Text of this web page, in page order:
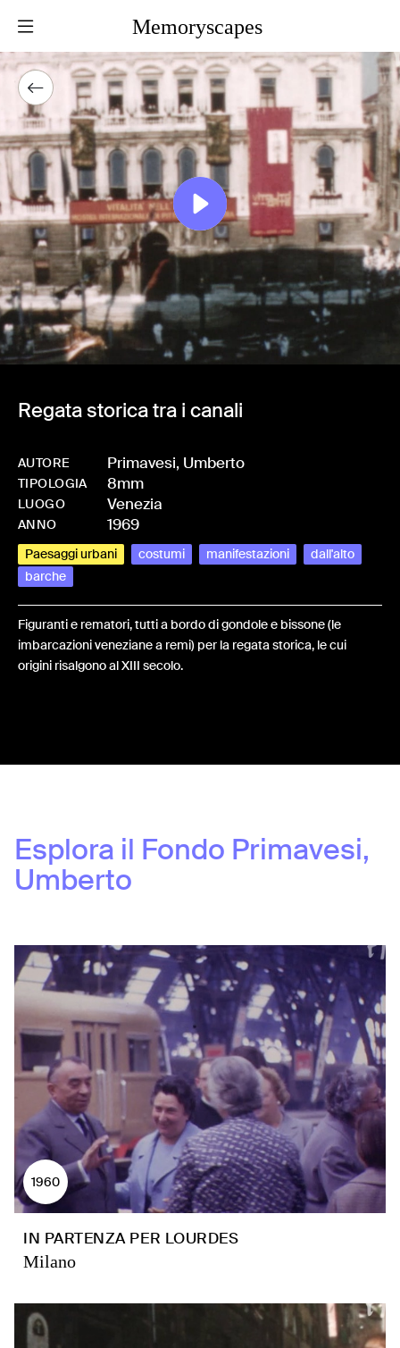
Memoryscapes
Regata storica tra i canali
AUTORE Primavesi, Umberto
TIPOLOGIA 8mm
LUOGO Venezia
ANNO 1969
Paesaggi urbani costumi manifestazioni
dall'alto
barche
Figuranti e rematori, tutti a bordo di gondole e bissone (le
imbarcazioni veneziane a remi) per la regata storica, le cui
origini risalgono al XIII secolo.
Esplora il Fondo Primavesi,
Umberto
1960
IN PARTENZA PER LOURDES
Milano